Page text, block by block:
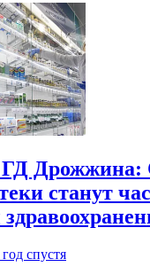
ГД Дрожжина:
станут
год спустя